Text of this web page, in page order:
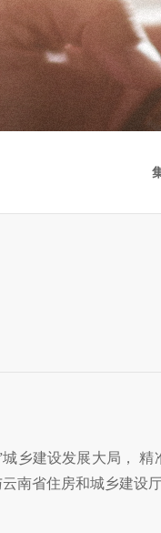
乡建设发展大局，
南省住房和城乡建设